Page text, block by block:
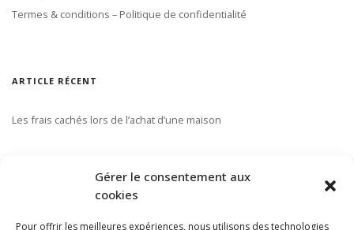
Gérer le consentement aux
cookies
Pour offrir les meilleures expériences, nous utilisons des technologies
Termes & conditions – Politique de confidentialité
ARTICLE RÉCENT
Les frais cachés lors de l’achat d’une maison